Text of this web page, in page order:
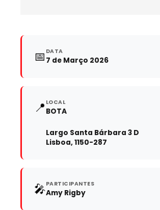
📅 DATA
7 de Março 2026
📍 LOCAL
BOTA
Largo Santa Bárbara 3 D
Lisboa, 1150-287
🎤PARTICIPANTES
Amy Rigby